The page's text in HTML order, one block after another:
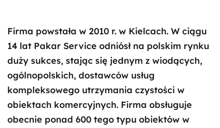
Firma powstała w 2010 r. w Kielcach. W ciągu
14 lat Pakar Service odniósł na polskim rynku
duży sukces, stając się jednym z wiodących,
ogólnopolskich, dostawców usług
kompleksowego utrzymania czystości w
obiektach komercyjnych. Firma obsługuje
obecnie ponad 600 tego typu obiektów w